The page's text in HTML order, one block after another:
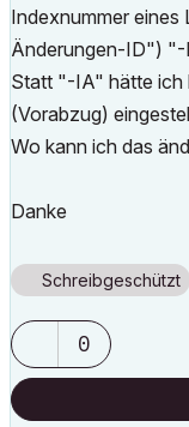
Indexnummer
Änderungen-ID") "-
Statt "-IA" hätte ich
(Vorabzug)
Wo kann ich das
Danke
Schreibgeschützt
0